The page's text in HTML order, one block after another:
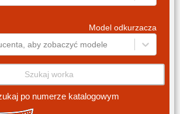
Model odkurzacza
aby zobaczyć modele
Szukaj worka
po numerze katalogowym